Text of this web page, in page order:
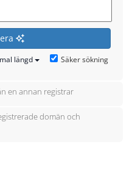
längd Säker sökning
en annan registrar
domän och